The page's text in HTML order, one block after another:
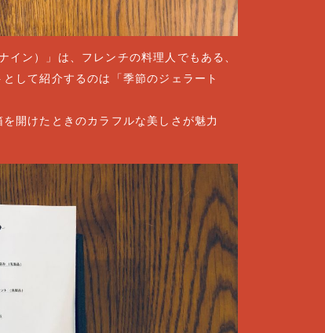
ン）」は、フレンチの料理人でもある、
して紹介するのは「季節のジェラート
開けたときのカラフルな美しさが魅力